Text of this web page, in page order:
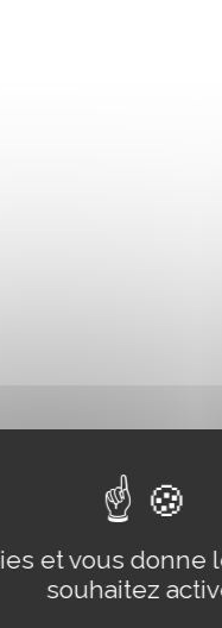
et vous donne
souhaitez